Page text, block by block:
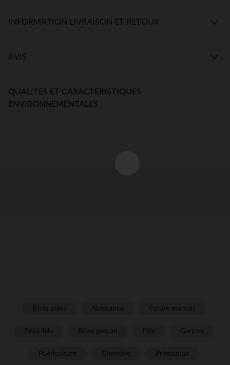
INFORMATION LIVRAISON ET RETOUR
AVIS
QUALITES ET CARACTERISTIQUES
ENVIRONNEMENTALES